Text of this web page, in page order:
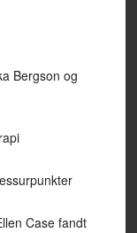
Bergson og
Case fandt